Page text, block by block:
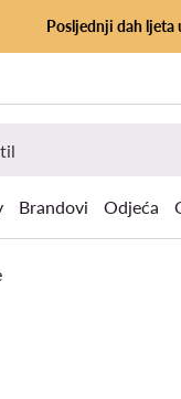
Posljednji dah ljeta
Brandovi Odjeća